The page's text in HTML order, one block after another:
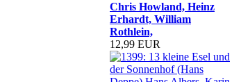
Chris Howland, Heinz
Erhardt, William
Rothlein,
12,99 EUR